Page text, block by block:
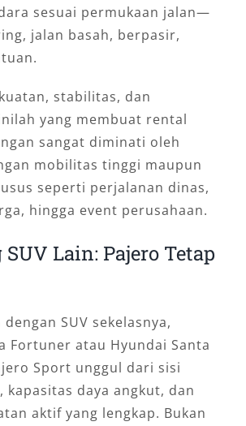
sesuai permukaan jalan—
jalan basah, berpasir,
stabilitas, dan
yang membuat rental
sangat diminati oleh
mobilitas tinggi maupun
seperti perjalanan dinas,
hingga event perusahaan.
Lain: Pajero Tetap
SUV sekelasnya,
Fortuner atau Hyundai Santa
Sport unggul dari sisi
kapasitas daya angkut, dan
aktif yang lengkap. Bukan